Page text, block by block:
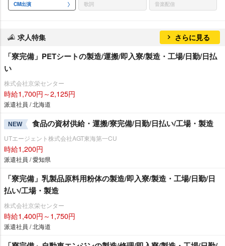
CM出演 歌詞 音楽配信
求人特集 さらに見る
「寮完備」PETシートの製造/運搬/即入寮/製造・工場/日勤/日払
い
株式会社京栄センター
時給1,700円～2,125円
派遣社員 / 北海道
NEW 食品の資材供給・運搬/寮完備/日勤/日払い/工場・製造
UTエージェント株式会社AGT東海第一CU
時給1,200円
派遣社員 / 愛知県
「寮完備」乳製品原料用粉体の製造/即入寮/製造・工場/日勤/日
払い/工場・製造
株式会社京栄センター
時給1,400円～1,750円
派遣社員 / 北海道